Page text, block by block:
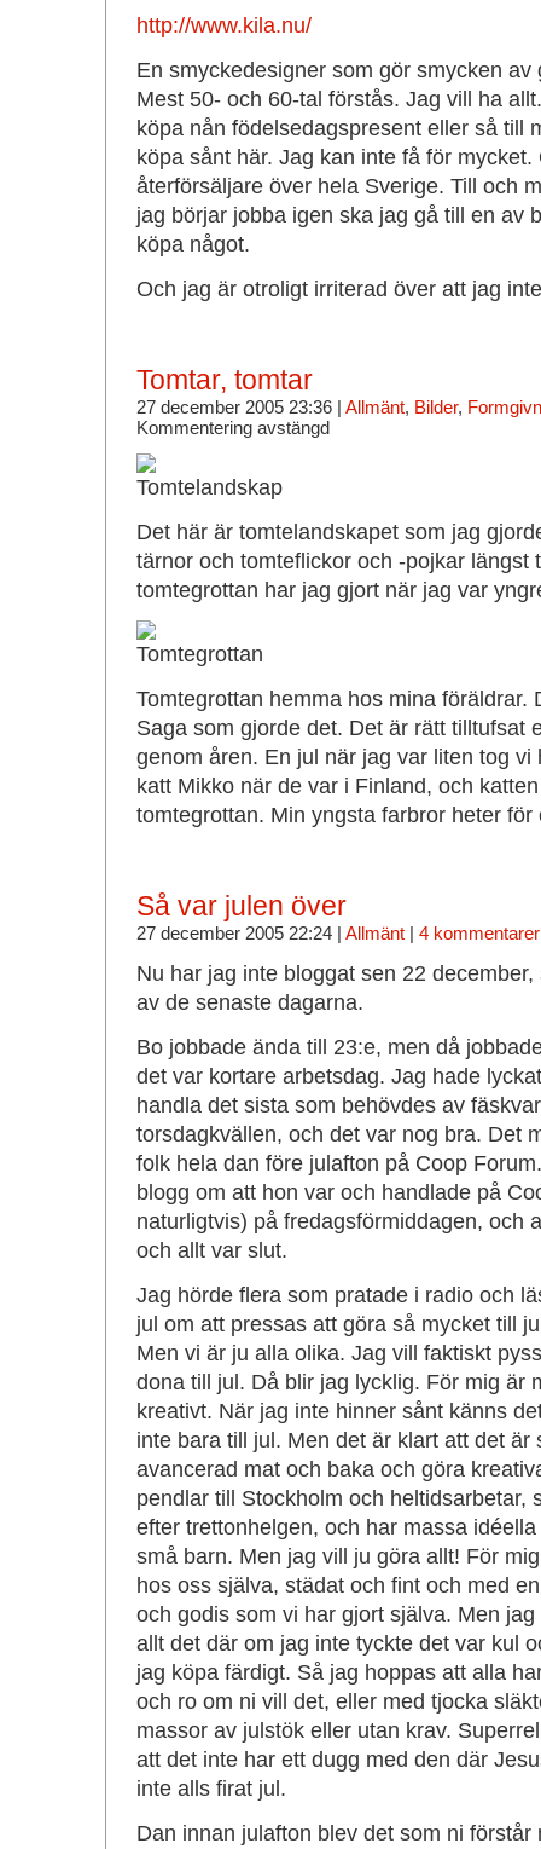
http://www.kila.nu/
En smyckedesigner som gör smycken
Mest 50- och 60-tal förstås. Jag vill ha
köpa nån födelsedagspresent eller så till
köpa sånt här. Jag kan inte få för
återförsäljare över hela Sverige. Till och
jag börjar jobba igen ska jag gå till en av
köpa något.
Och jag är otroligt irriterad över att jag
Tomtar, tomtar
27 december 2005 23:36 | Allmänt, Bilder,
Kommentering avstängd
Det här är tomtelandskapet som jag
tärnor och tomteflickor och -pojkar längst
tomtegrottan har jag gjort när jag var
Tomtegrottan hemma hos mina föräldrar.
Saga som gjorde det. Det är rätt tilltufsat
genom åren. En jul när jag var liten tog
katt Mikko när de var i Finland, och
tomtegrottan. Min yngsta farbror heter för
Så var julen över
27 december 2005 22:24 | Allmänt| 4 kommentarer
Nu har jag inte bloggat sen 22
av de senaste dagarna.
Bo jobbade ända till 23:e, men då
det var kortare arbetsdag. Jag hade
handla det sista som behövdes av
torsdagkvällen, och det var nog bra. Det
folk hela dan före julafton på Coop
blogg om att hon var och handlade på
naturligtvis) på fredagsförmiddagen, och
och allt var slut.
Jag hörde flera som pratade i radio och
jul om att pressas att göra så mycket till
Men vi är ju alla olika. Jag vill faktiskt
dona till jul. Då blir jag lycklig. För mig är
kreativt. När jag inte hinner sånt känns
inte bara till jul. Men det är klart att det är
avancerad mat och baka och göra
pendlar till Stockholm och heltidsarbetar,
efter trettonhelgen, och har massa
små barn. Men jag vill ju göra allt! För
hos oss själva, städat och fint och med
och godis som vi har gjort själva. Men
allt det där om jag inte tyckte det var kul
jag köpa färdigt. Så jag hoppas att alla
och ro om ni vill det, eller med tjocka
massor av julstök eller utan krav.
att det inte har ett dugg med den där
inte alls firat jul.
Dan innan julafton blev det som ni förstår